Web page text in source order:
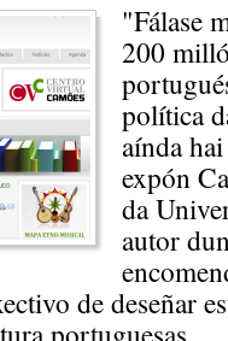
"Fálase
200
política
aínda
expón
da
autor
de deseñar